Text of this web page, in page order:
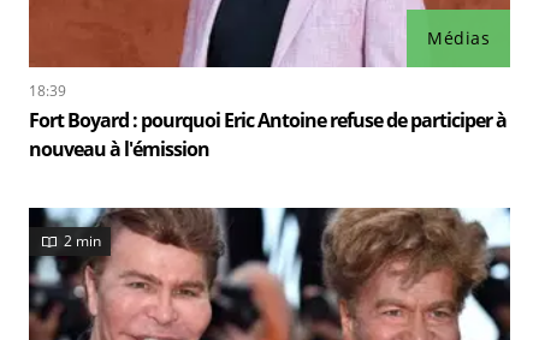
Médias
18:39
Fort Boyard : pourquoi Eric Antoine refuse de participer à
nouveau à l'émission
2 min